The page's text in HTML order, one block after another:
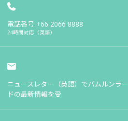
電話番号 +66 2066 8888
24時間対応（英語）
ニュースレター（英語）でバムルンラー
ドの最新情報を受